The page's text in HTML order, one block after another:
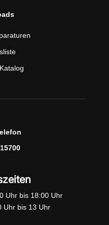
Uhr bis 18:00 Uhr
Uhr bis 13 Uhr